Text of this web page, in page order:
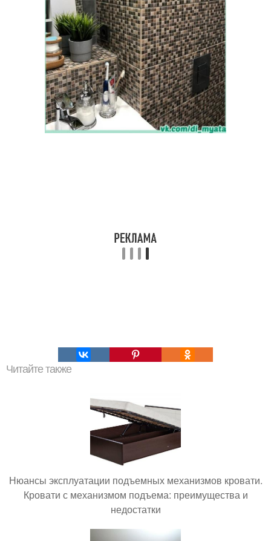
Читайте также
Нюансы эксплуатации подъемных механизмов кровати.
Кровати с механизмом подъема: преимущества и
недостатки